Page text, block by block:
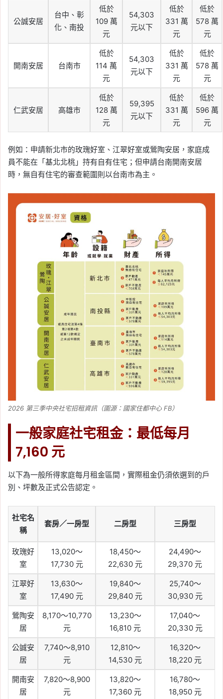
公誠安居
台中、彰
化、南投
低於
109 萬
元
54,303
元以下
低於
331 萬
元
低於
578 萬
元
開南安居 台南市
低於
114 萬
元
54,303
元以下
低於
331 萬
元
低於
578 萬
元
仁武安居 高雄市
低於
128 萬
元
59,395
元以下
低於
331 萬
元
低於
596 萬
元
例如：申請新北市的玫瑰好室、江翠好室或鶯陶安居，家庭成
員不能在「基北北桃」持有自有住宅；但申請台南開南安居
時，無自有住宅的審查範圍則以台南市為主。
2026 第三季中央社宅招租資訊（圖源：國家住都中心 FB）
一般家庭社宅租金：最低每月
7,160 元
以下為一般所得家庭每月租金區間，實際租金仍須依選到的戶
別、坪數及正式公告認定。
社宅名
稱
套房／一房型 二房型 三房型
玫瑰好
室
13,020～
17,730 元
18,450～
22,630 元
24,490～
29,370 元
江翠好
室
13,630～
17,490 元
19,840～
29,840 元
25,740～
30,930 元
鶯陶安
居
8,170～10,770
元
13,230～
16,810 元
17,040～
20,330 元
公誠安
居
7,740～8,910
元
12,810～
14,530 元
16,320～
18,220 元
開南安
居
7,820～8,900
元
13,820～
17,360 元
16,780～
18,950 元